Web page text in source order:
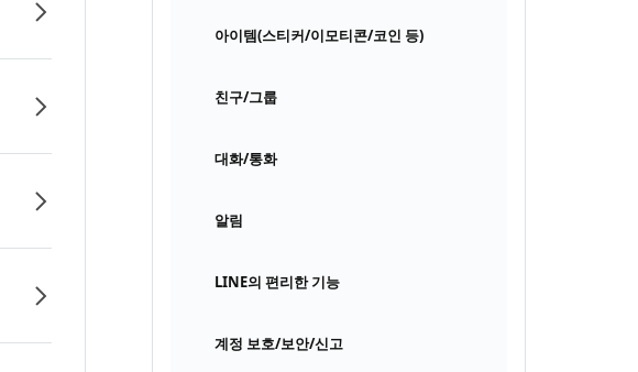
아이템(스티커/이모티콘/코인 등)
친구/그룹
대화/통화
알림
LINE의 편리한 기능
계정 보호/보안/신고